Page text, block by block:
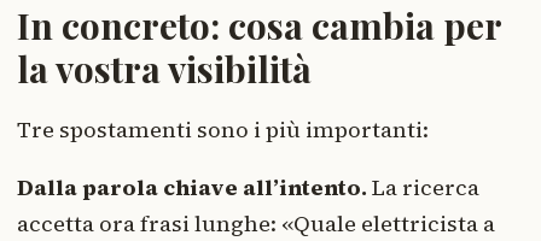
In concreto: cosa cambia per
la vostra visibilità
Tre spostamenti sono i più importanti:
Dalla parola chiave all’intento. La ricerca
accetta ora frasi lunghe: «Quale elettricista a